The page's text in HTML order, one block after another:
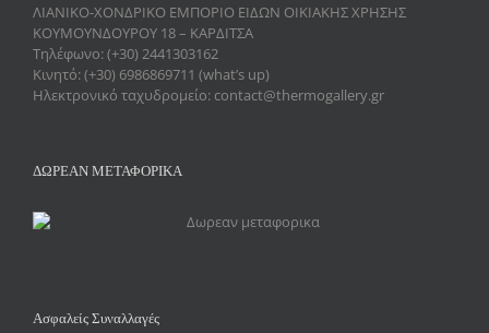
ΛΙΑΝΙΚΟ-ΧΟΝΔΡΙΚΟ ΕΜΠΟΡΙΟ ΕΙΔΩΝ ΟΙΚΙΑΚΗΣ ΧΡΗΣΗΣ
ΚΟΥΜΟΥΝΔΟΥΡΟΥ 18 – ΚΑΡΔΙΤΣΑ
Τηλέφωνο: (+30) 2441303162
Κινητό: (+30) 6986869711 (what’s up)
Ηλεκτρονικό ταχυδρομείο: contact@thermogallery.gr
ΔΩΡΕΑΝ ΜΕΤΑΦΟΡΙΚΑ
Ασφαλείς Συναλλαγές